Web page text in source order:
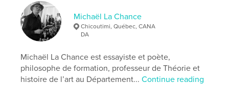
Luberon Michaël La Chance
Chicoutimi, Québec, CANA
DA
Michaël La Chance est essayiste et poète,
philosophe de formation, professeur de Théorie et
histoire de l’art au Département...Continue reading